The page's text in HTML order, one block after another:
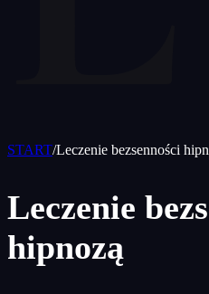
START/Leczenie bezsenności
Leczenie
hipnozą